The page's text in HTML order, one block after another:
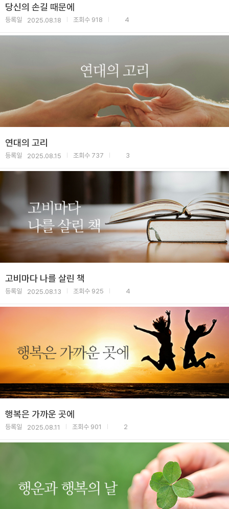
당신의 손길 때문에
등록일 2025.08.18 조회수 918 4
연대의 고리
등록일 2025.08.15 조회수 737 3
고비마다 나를 살린 책
등록일 2025.08.13 조회수 925 4
행복은 가까운 곳에
등록일 2025.08.11 조회수 901 2